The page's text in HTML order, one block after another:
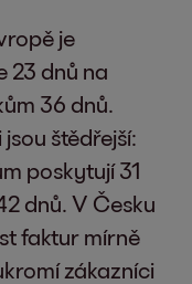
je
23 dnů na
36 dnů.
štědřejší:
poskytují 31
dnů. V Česku
faktur mírně
zákazníci